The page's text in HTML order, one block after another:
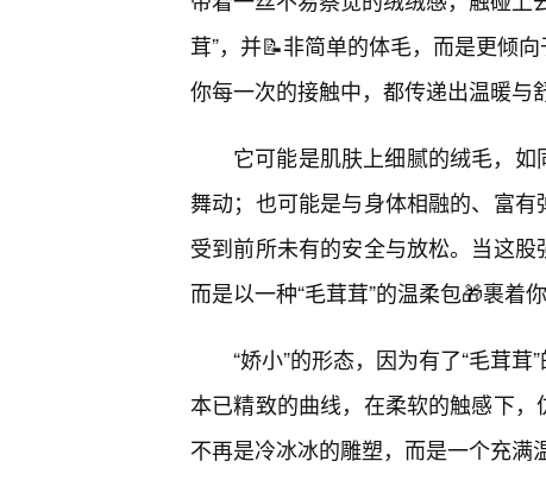
茸”，并📝非简单的体毛，而是更倾
你每一次的接触中，都传递出温暖与
它可能是肌肤上细腻的绒毛，
舞动；也可能是与身体相融的、富
受到前所未有的安全与放松。当这股
而是以一种“毛茸茸”的温柔包🎁裹着
“娇小”的形态，因为有了“毛茸
本已精致的曲线，在柔软的触感下
不再是冷冰冰的雕塑，而是一个充满